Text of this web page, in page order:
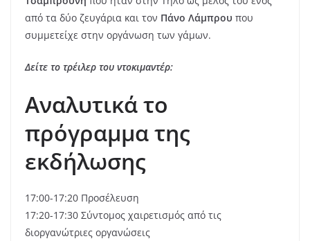
από τα δύο ζευγάρια και τον Πάνο Λάμπρου που
συμμετείχε στην οργάνωση των γάμων.
Δείτε το τρέιλερ του ντοκιμαντέρ:
Αναλυτικά το
πρόγραμμα της
εκδήλωσης
17:00-17:20 Προσέλευση
17:20-17:30 Σύντομος χαιρετισμός από τις
διοργανώτριες οργανώσεις